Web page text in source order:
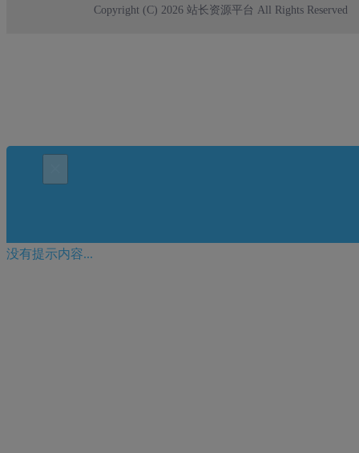
Copyright (C) 2026 站长资源平台 All Rights Reserved
没有提示内容...